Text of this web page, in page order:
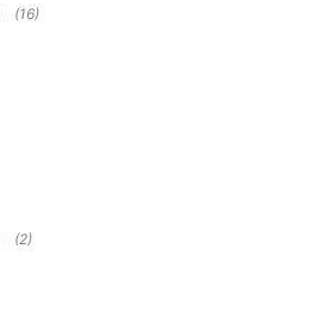
(16)
(2)